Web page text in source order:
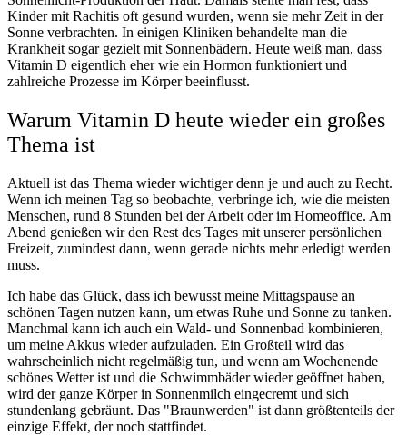
Kinder mit Rachitis oft gesund wurden, wenn sie mehr Zeit in der
Sonne verbrachten. In einigen Kliniken behandelte man die
Krankheit sogar gezielt mit Sonnenbädern. Heute weiß man, dass
Vitamin D eigentlich eher wie ein Hormon funktioniert und
zahlreiche Prozesse im Körper beeinflusst.
Warum Vitamin D heute wieder ein großes
Thema ist
Aktuell ist das Thema wieder wichtiger denn je und auch zu Recht.
Wenn ich meinen Tag so beobachte, verbringe ich, wie die meisten
Menschen, rund 8 Stunden bei der Arbeit oder im Homeoffice. Am
Abend genießen wir den Rest des Tages mit unserer persönlichen
Freizeit, zumindest dann, wenn gerade nichts mehr erledigt werden
muss.
Ich habe das Glück, dass ich bewusst meine Mittagspause an
schönen Tagen nutzen kann, um etwas Ruhe und Sonne zu tanken.
Manchmal kann ich auch ein Wald- und Sonnenbad kombinieren,
um meine Akkus wieder aufzuladen. Ein Großteil wird das
wahrscheinlich nicht regelmäßig tun, und wenn am Wochenende
schönes Wetter ist und die Schwimmbäder wieder geöffnet haben,
wird der ganze Körper in Sonnenmilch eingecremt und sich
stundenlang gebräunt. Das "Braunwerden" ist dann größtenteils der
einzige Effekt, der noch stattfindet.